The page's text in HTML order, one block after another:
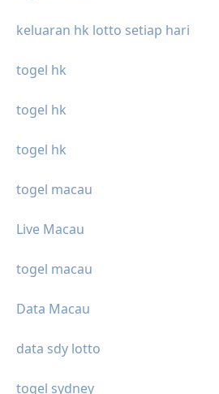
keluaran hk lotto setiap hari
togel hk
togel hk
togel hk
togel macau
Live Macau
togel macau
Data Macau
data sdy lotto
togel sydney